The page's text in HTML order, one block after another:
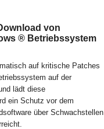
von
® Betriebssystem
auf kritische Patches
auf der
lädt diese
ein Schutz vor dem
über Schwachstellen